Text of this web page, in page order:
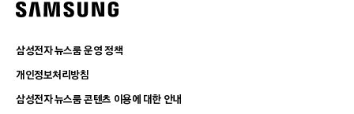
삼성전자 뉴스룸 운영 정책
개인정보처리방침
삼성전자 뉴스룸 콘텐츠 이용에 대한 안내